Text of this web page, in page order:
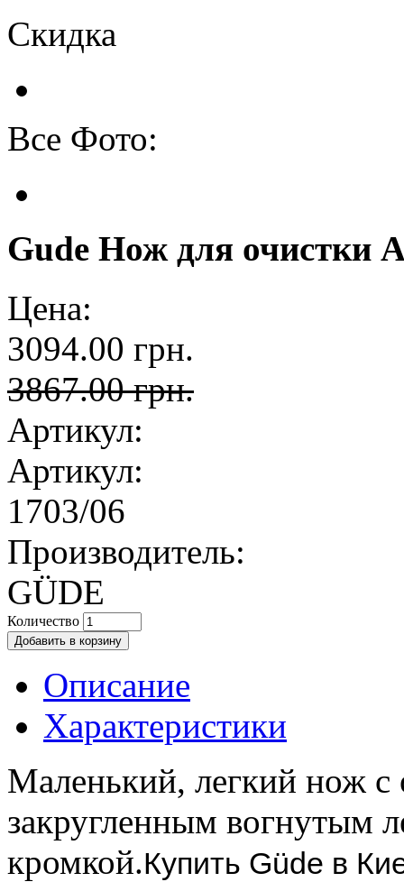
Скидка
Все Фото:
Gude Нож для очистки
Цена:
3094.00 грн.
3867.00 грн.
Артикул:
Артикул:
1703/06
Производитель:
GÜDE
Количество
Описание
Характеристики
Маленький, легкий нож
закругленным вогнутым
кромкой.Купить Güde в